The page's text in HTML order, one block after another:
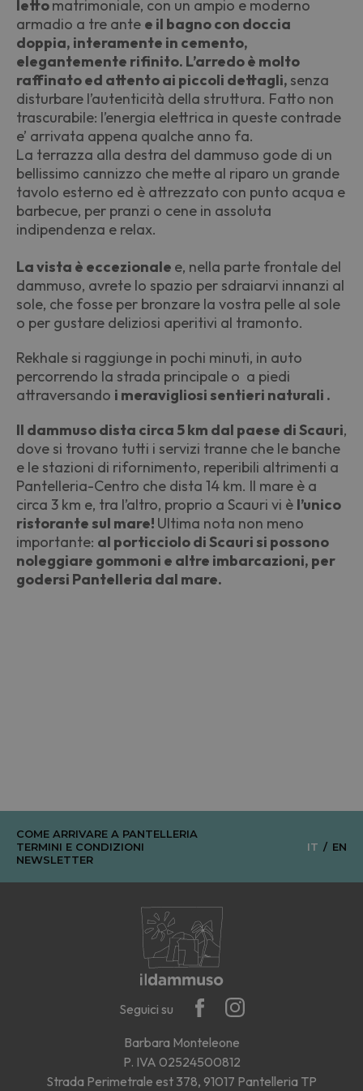
lettomatrimoniale, con un ampio e moderno
armadio a tre ante e il bagnocon doccia
doppia, interamente in cemento,
elegantemente rifinito. L’arredo è molto
raffinato ed attento ai piccoli dettagli, senza
disturbare l’autenticità della struttura. Fatto non
trascurabile: l’energia elettrica in queste contrade
e’ arrivata appena qualche anno fa.
La terrazza alla destra del dammuso gode di un
bellissimo cannizzo che mette al riparo un grande
tavolo esterno ed è attrezzato con punto acqua e
barbecue, per pranzi o cene in assoluta
indipendenza e relax.
La vista è eccezionale e, nella parte frontale del
dammuso, avrete lo spazio per sdraiarvi innanzi al
sole, che fosse per bronzare la vostra pelle al sole
o per gustare deliziosi aperitivi al tramonto.
Rekhale si raggiunge in pochi minuti, in auto
percorrendo la strada principale o a piedi
attraversando i meravigliosi sentieri naturali .
Il dammuso dista circa 5 km dal paese di Scauri,
dove si trovano tutti i servizi tranne che le banche
e le stazioni di rifornimento, reperibili altrimenti a
Pantelleria-Centro che dista 14 km. Il mare è a
circa 3 km e, tra l’altro, proprio a Scauri vi è l’unico
ristorante sul mare! Ultima nota non meno
importante: al porticciolo di Scauri si possono
noleggiare gommoni e altre imbarcazioni, per
godersi Pantelleria dal mare.
COME ARRIVARE A PANTELLERIA
TERMINI E CONDIZIONI
NEWSLETTER
IT EN
Seguici su
Barbara Monteleone
P. IVA 02524500812
Strada Perimetrale est 378, 91017 Pantelleria TP